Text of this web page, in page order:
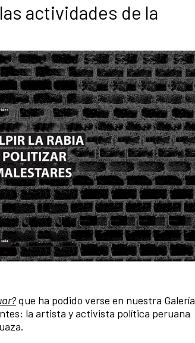
actividades de la
que ha podido verse en nuestra Galería
la artista y activista política peruana